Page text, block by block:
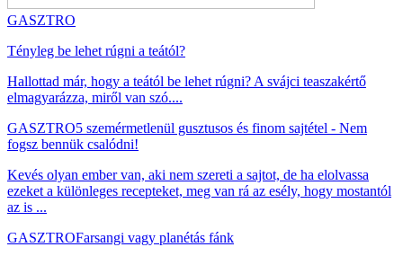
GASZTRO
Tényleg be lehet rúgni a teától?
Hallottad már, hogy a teától be lehet rúgni? A svájci teaszakértő
elmagyarázza, miről van szó....
GASZTRO5 szemérmetlenül gusztusos és finom sajtétel - Nem
fogsz bennük csalódni!
Kevés olyan ember van, aki nem szereti a sajtot, de ha elolvassa
ezeket a különleges recepteket, meg van rá az esély, hogy mostantól
az is ...
GASZTROFarsangi vagy planétás fánk